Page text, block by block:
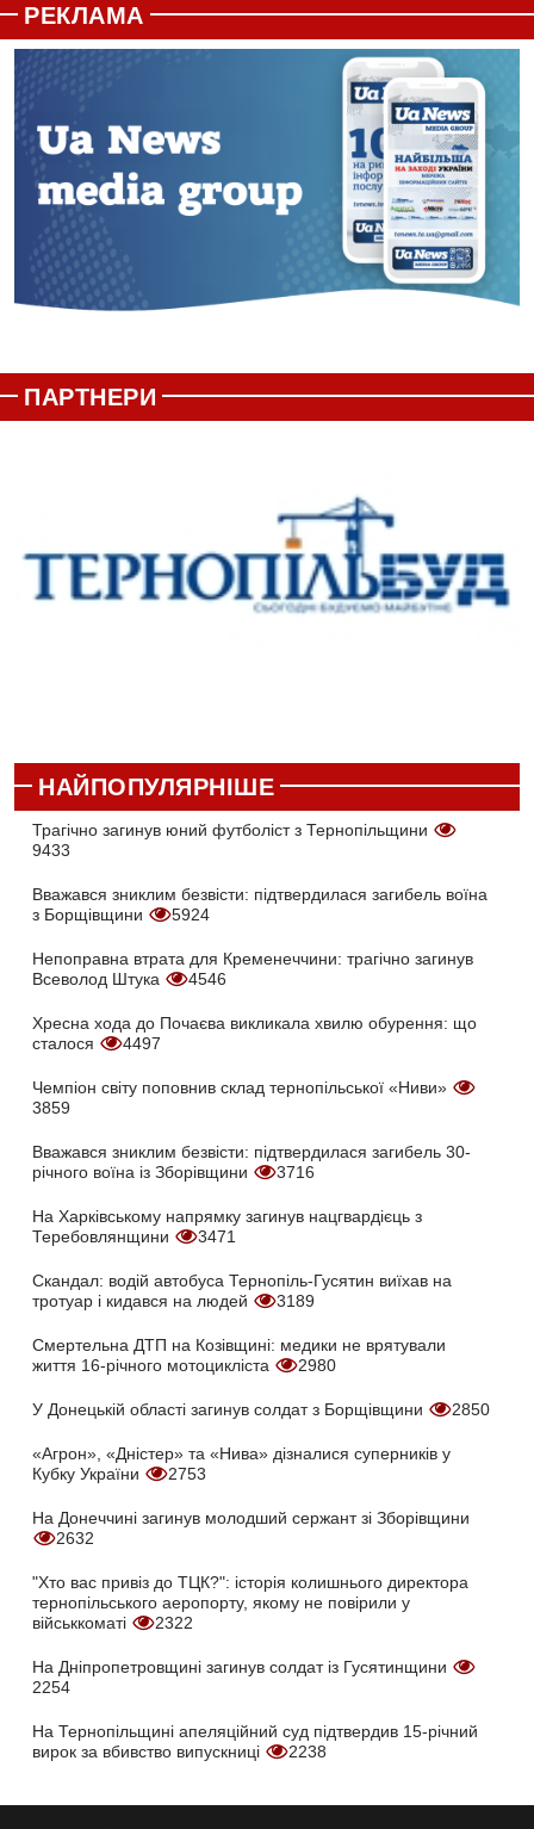
РЕКЛАМА
ПАРТНЕРИ
НАЙПОПУЛЯРНІШЕ
Трагічно загинув юний футболіст з Тернопільщини
9433
Вважався зниклим безвісти: підтвердилася загибель воїна
з Борщівщини
5924
Непоправна втрата для Кременеччини: трагічно загинув
Всеволод Штука
4546
Хресна хода до Почаєва викликала хвилю обурення: що
сталося
4497
Чемпіон світу поповнив склад тернопільської «Ниви»
3859
Вважався зниклим безвісти: підтвердилася загибель 30-
річного воїна із Зборівщини
3716
На Харківському напрямку загинув нацгвардієць з
Теребовлянщини
3471
Скандал: водій автобуса Тернопіль-Гусятин виїхав на
тротуар і кидався на людей
3189
Смертельна ДТП на Козівщині: медики не врятували
життя 16-річного мотоцикліста
2980
У Донецькій області загинув солдат з Борщівщини 2850
«Агрон», «Дністер» та «Нива» дізналися суперників у
Кубку України
2753
На Донеччині загинув молодший сержант зі Зборівщини
2632
"Хто вас привіз до ТЦК?": історія колишнього директора
тернопільського аеропорту, якому не повірили у
військкоматі
2322
На Дніпропетровщині загинув солдат із Гусятинщини
2254
На Тернопільщині апеляційний суд підтвердив 15-річний
вирок за вбивство випускниці
2238